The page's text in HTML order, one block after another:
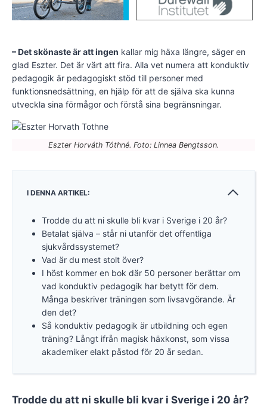
– Det skönaste är att ingen kallar mig häxa längre, säger en
glad Eszter. Det är värt att fira. Alla vet numera att konduktiv
pedagogik är pedagogiskt stöd till personer med
funktionsnedsättning, en hjälp för att de själva ska kunna
utveckla sina förmågor och förstå sina begränsningar.
Eszter Horváth Tóthné. Foto: Linnea Bengtsson.
I DENNA ARTIKEL:
Trodde du att ni skulle bli kvar i Sverige i 20 år?
Betalat själva – står ni utanför det offentliga
sjukvårdssystemet?
Vad är du mest stolt över?
I höst kommer en bok där 50 personer berättar om
vad konduktiv pedagogik har betytt för dem.
Många beskriver träningen som livsavgörande. Är
den det?
Så konduktiv pedagogik är utbildning och egen
träning? Långt ifrån magisk häxkonst, som vissa
akademiker elakt påstod för 20 år sedan.
Trodde du att ni skulle bli kvar i Sverige i 20 år?